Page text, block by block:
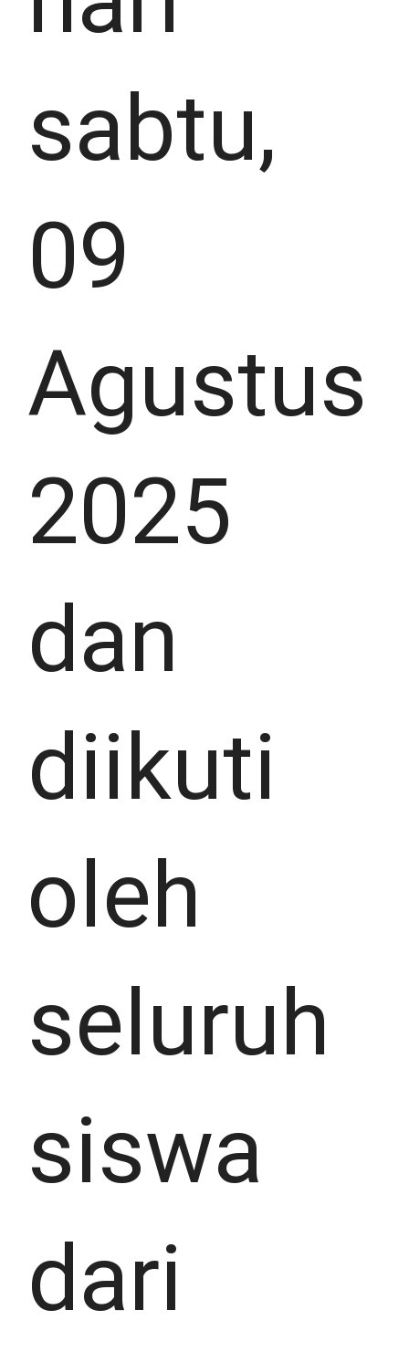
sabtu,
09
Agustus
2025
dan
diikuti
oleh
seluruh
siswa
dari